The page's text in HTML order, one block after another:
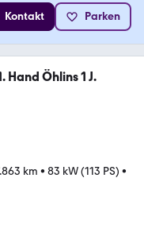
Kontakt Parken
Hand Öhlins 1 J.
km • 83 kW (113 PS) •